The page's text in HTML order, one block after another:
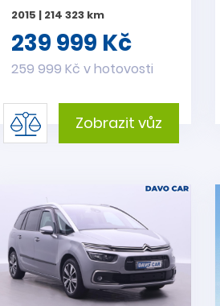
2015 | 214 323 km
239 999 Kč
259 999 Kč v hotovosti
Zobrazit vůz